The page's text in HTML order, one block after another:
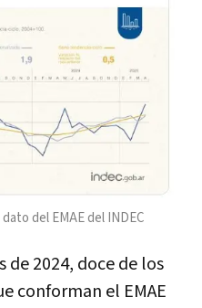
del EMAE del INDEC
de 2024, doce de los
conforman el EMAE